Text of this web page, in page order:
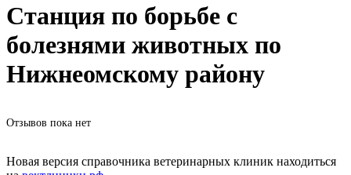
Станция по борьбе с
болезнями животных по
Нижнеомскому району
Отзывов пока нет
Новая версия справочника ветеринарных клиник находиться